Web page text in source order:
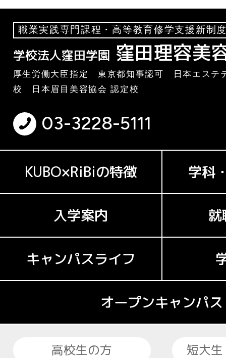
職業実践専門課程・高等教育修学支援新制
学校法人窪田学園 窪田理容美
厚生労働大臣指定 東京都知事認可 日本エステ
校 日本眉目美容協会 認定校
03-3228-5111
KUBO×RiBiの特徴 学科
入学案内
キャンパスライフ
オープンキャンパス
高校生の方 短大